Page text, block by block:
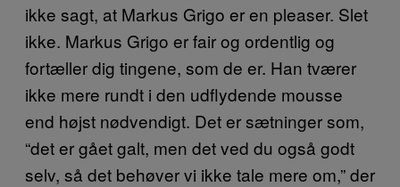
ikke sagt, at Markus Grigo er en pleaser. Slet
ikke. Markus Grigo er fair og ordentlig og
fortæller dig tingene, som de er. Han tværer
ikke mere rundt i den udflydende mousse
end højst nødvendigt. Det er sætninger som,
“det er gået galt, men det ved du også godt
selv, så det behøver vi ikke tale mere om,” der